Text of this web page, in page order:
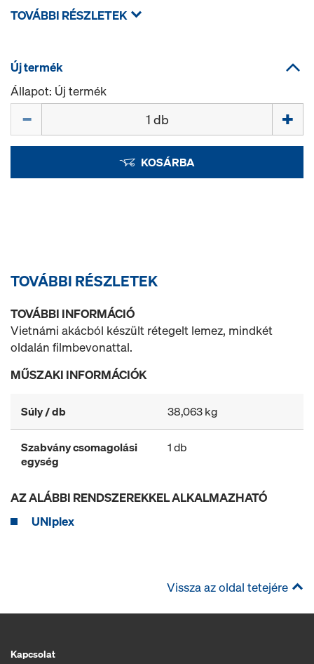
TOVÁBBI RÉSZLETEK
Új termék
Állapot: Új termék
KOSÁRBA
TOVÁBBI RÉSZLETEK
TOVÁBBI INFORMÁCIÓ
Vietnámi akácból készült rétegelt lemez, mindkét
oldalán filmbevonattal.
MŰSZAKI INFORMÁCIÓK
Súly / db 38,063 kg
Szabvány csomagolási
egység
1 db
AZ ALÁBBI RENDSZEREKKEL ALKALMAZHATÓ
UNIplex
Vissza az oldal tetejére
Kapcsolat